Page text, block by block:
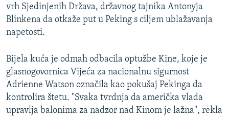
vrh Sjedinjenih Država, državnog tajnika Antonyja
Blinkena da otkaže put u Peking s ciljem ublažavanja
napetosti.
Bijela kuća je odmah odbacila optužbe Kine, koje je
glasnogovornica Vijeća za nacionalnu sigurnost
Adrienne Watson označila kao pokušaj Pekinga da
kontrolira štetu. "Svaka tvrdnja da američka vlada
upravlja balonima za nadzor nad Kinom je lažna", rekla